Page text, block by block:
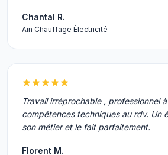
Chantal R.
Ain Chauffage Électricité
Travail irréprochable , professionnel
compétences techniques au rdv. Un
son métier et le fait parfaitement.
Florent M.